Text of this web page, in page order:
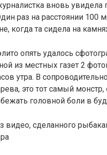
вновь увидела
раз на расстоянии 100
когда та сидела на
опять удалось
из местных газет 2
утра. В
это тот самый
головной боли в
видео, сделанного